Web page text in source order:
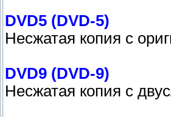
DVD5 (DVD-5)
Несжатая копия с
DVD9 (DVD-9)
Несжатая копия с